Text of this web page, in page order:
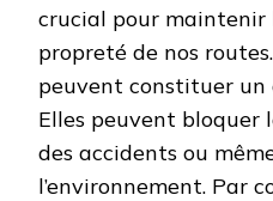
crucial pour maintenir
propreté de nos
peuvent constituer
Elles peuvent bloquer
des accidents ou
l’environnement. Par